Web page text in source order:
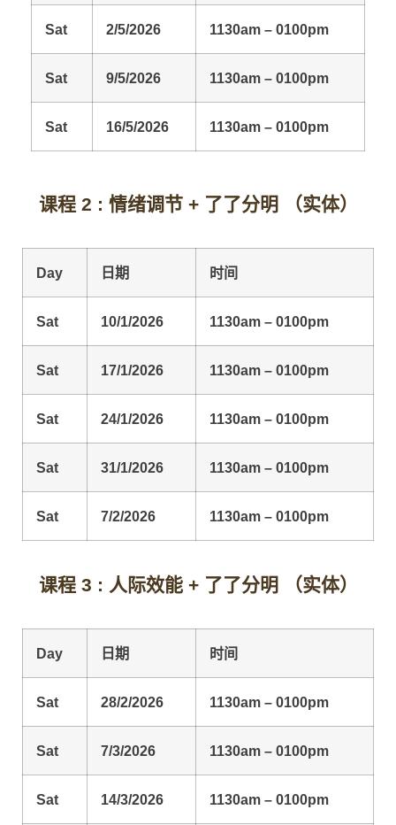
Sat 2/5/2026 1130am – 0100pm
Sat 9/5/2026 1130am – 0100pm
Sat 16/5/2026 1130am – 0100pm
课程 2 : 情绪调节 + 了了分明 （实体）
Day 日期 时间
Sat 10/1/2026 1130am – 0100pm
Sat 17/1/2026 1130am – 0100pm
Sat 24/1/2026 1130am – 0100pm
Sat 31/1/2026 1130am – 0100pm
Sat 7/2/2026 1130am – 0100pm
课程 3 : 人际效能 + 了了分明 （实体）
Day 日期 时间
Sat 28/2/2026 1130am – 0100pm
Sat 7/3/2026 1130am – 0100pm
Sat 14/3/2026 1130am – 0100pm